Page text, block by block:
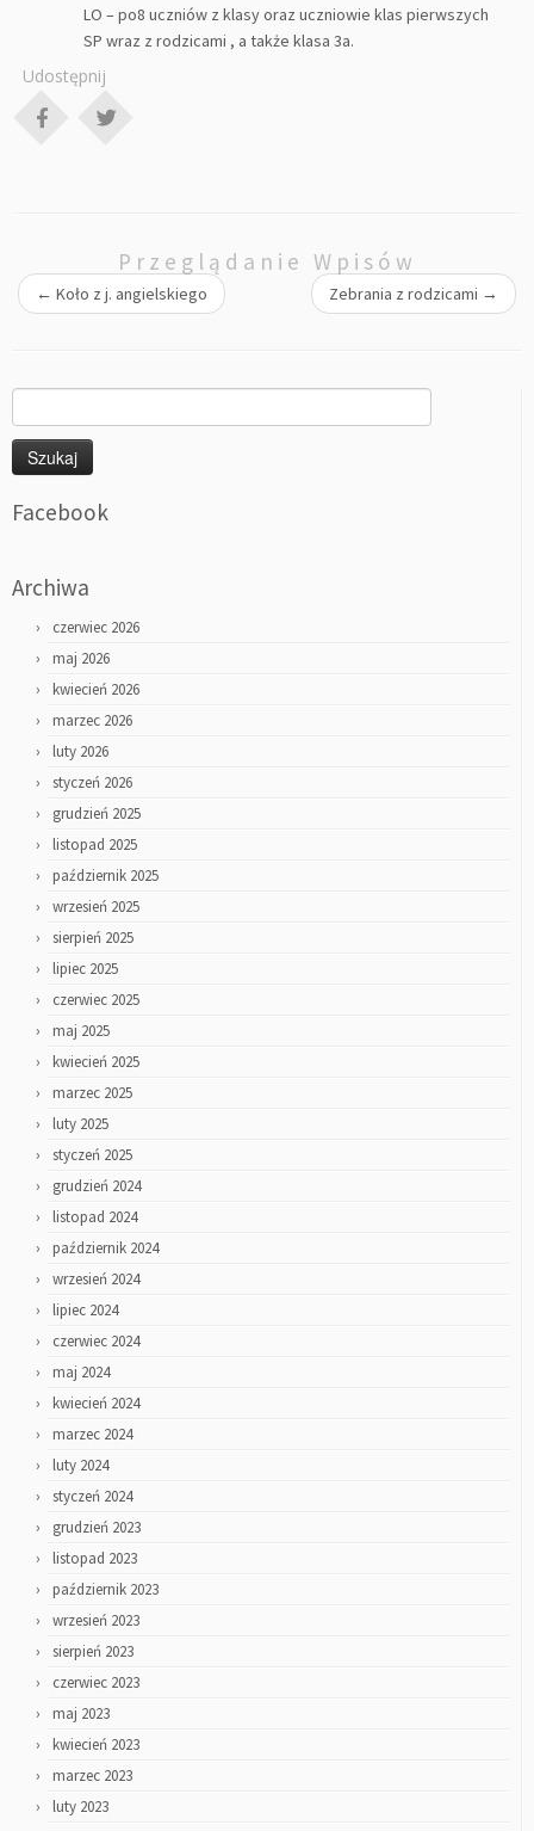
LO – po8 uczniów z klasy oraz uczniowie klas pierwszych
SP wraz z rodzicami , a także klasa 3a.
Udostępnij
Przeglądanie Wpisów
← Koło z j. angielskiego Zebrania z rodzicami →
Facebook
Archiwa
czerwiec 2026
maj 2026
kwiecień 2026
marzec 2026
luty 2026
styczeń 2026
grudzień 2025
listopad 2025
październik 2025
wrzesień 2025
sierpień 2025
lipiec 2025
czerwiec 2025
maj 2025
kwiecień 2025
marzec 2025
luty 2025
styczeń 2025
grudzień 2024
listopad 2024
październik 2024
wrzesień 2024
lipiec 2024
czerwiec 2024
maj 2024
kwiecień 2024
marzec 2024
luty 2024
styczeń 2024
grudzień 2023
listopad 2023
październik 2023
wrzesień 2023
sierpień 2023
czerwiec 2023
maj 2023
kwiecień 2023
marzec 2023
luty 2023